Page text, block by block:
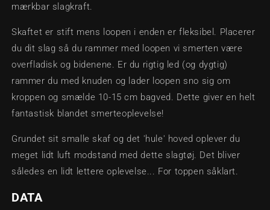
mærkbar slagkraft.
Skaftet er stift mens loopen i enden er fleksibel. Placerer
du dit slag så du rammer med loopen vi smerten være
overfladisk og bidenene. Er du rigtig led (og dygtig)
rammer du med knuden og lader loopen sno sig om
kroppen og smælde 10-15 cm bagved. Dette giver en helt
fantastisk blandet smerteoplevelse!
Grundet sit smalle skaf og det 'hule' hoved oplever du
meget lidt luft modstand med dette slagtøj. Det bliver
således en lidt lettere oplevelse... For toppen såklart.
DATA